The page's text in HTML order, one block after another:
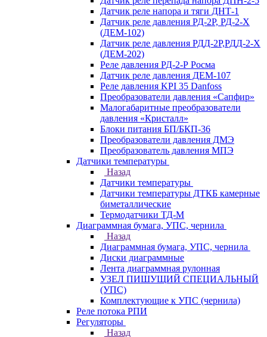
Датчик реле напора и тяги ДНТ-1
Датчик реле давления РД-2Р, РД-2-Х
(ДЕМ-102)
Датчик реле давления РДД-2Р,РДД-2-Х
(ДЕМ-202)
Реле давления РД-2-Р Росма
Датчик реле давления ДЕМ-107
Реле давления KPI 35 Danfoss
Преобразователи давления «Сапфир»
Малогабаритные преобразователи
давления «Кристалл»
Блоки питания БП/БКП-36
Преобразователи давления ДМЭ
Преобразователь давления МПЭ
Датчики температуры
Назад
Датчики температуры
Датчики температуры ДТКБ камерные
биметаллические
Термодатчики ТД-М
Диаграммная бумага, УПС, чернила
Назад
Диаграммная бумага, УПС, чернила
Диски диаграммные
Лента диаграммная рулонная
УЗЕЛ ПИШУЩИЙ СПЕЦИАЛЬНЫЙ
(УПС)
Комплектующие к УПС (чернила)
Реле потока РПИ
Регуляторы
Назад